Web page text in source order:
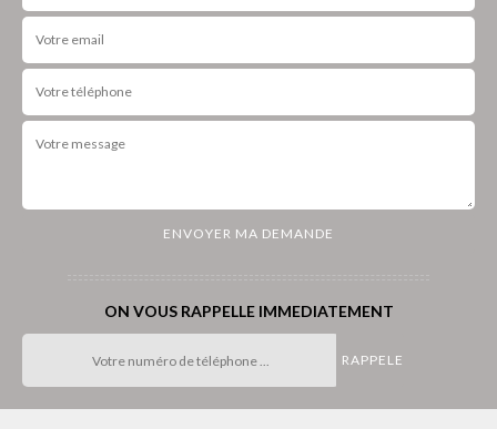
ON VOUS RAPPELLE IMMEDIATEMENT